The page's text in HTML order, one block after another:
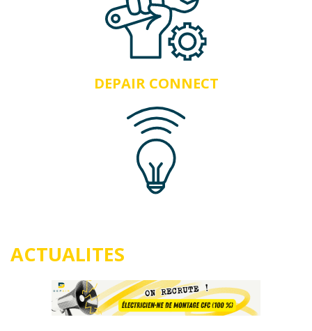
DEPAIR CONNECT
ACTUALITES